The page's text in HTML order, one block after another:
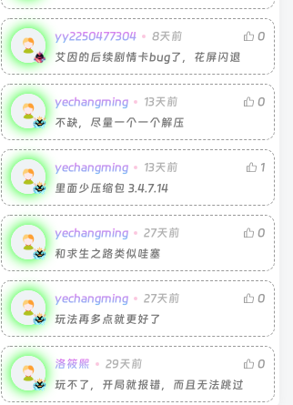
yy2250477304 8天前
0
艾因的后续剧情卡bug了，花屏闪退
yechangming 13天前
0
不缺，尽量一个一个解压
yechangming 13天前
1
里面少压缩包 3.4.7.14
yechangming 27天前
0
和求生之路类似哇塞
yechangming 27天前
0
玩法再多点就更好了
洛筱熙 29天前
0
玩不了，开局就报错，而且无法跳过